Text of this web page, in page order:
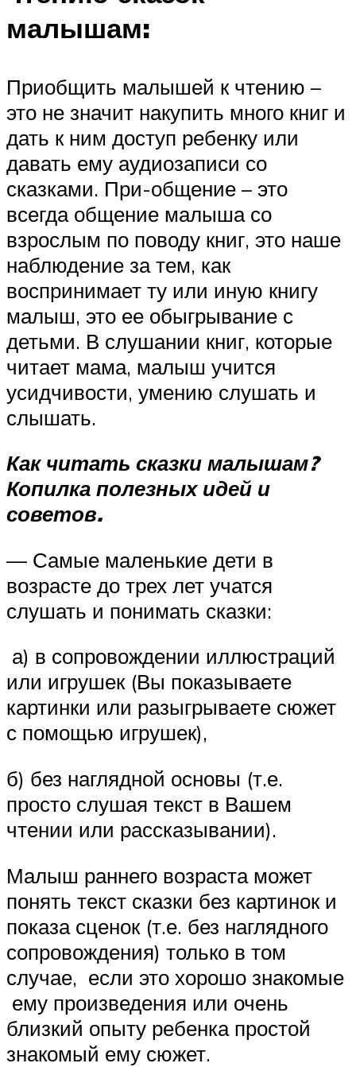
малышам:
Приобщить малышей к чтению –
это не значит накупить много книг и
дать к ним доступ ребенку или
давать ему аудиозаписи со
сказками. При-общение – это
всегда общение малыша со
взрослым по поводу книг, это наше
наблюдение за тем, как
воспринимает ту или иную книгу
малыш, это ее обыгрывание с
детьми. В слушании книг, которые
читает мама, малыш учится
усидчивости, умению слушать и
слышать.
Как читать сказки малышам?
Копилка полезных идей и
советов.
— Самые маленькие дети в
возрасте до трех лет учатся
слушать и понимать сказки:
а) в сопровождении иллюстраций
или игрушек (Вы показываете
картинки или разыгрываете сюжет
с помощью игрушек),
б) без наглядной основы (т.е.
просто слушая текст в Вашем
чтении или рассказывании).
Малыш раннего возраста может
понять текст сказки без картинок и
показа сценок (т.е. без наглядного
сопровождения) только в том
случае, если это хорошо знакомые
ему произведения или очень
близкий опыту ребенка простой
знакомый ему сюжет.